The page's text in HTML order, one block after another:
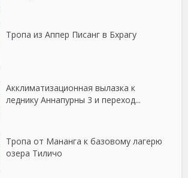
Тропа из Аппер Писанг в Бхрагу
Акклиматизационная вылазка к
леднику Аннапурны 3 и переход...
Тропа от Мананга к базовому лагерю
озера Тиличо